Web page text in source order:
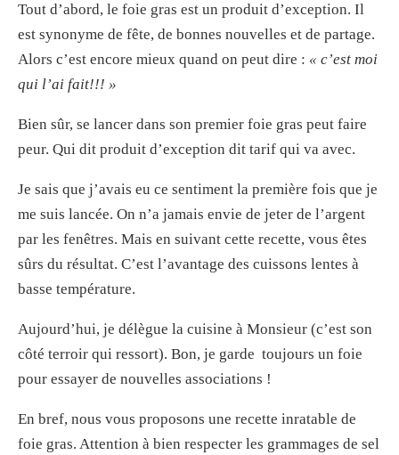
Tout d’abord, le foie gras est un produit d’exception. Il
est synonyme de fête, de bonnes nouvelles et de partage.
Alors c’est encore mieux quand on peut dire : « c’est moi
qui l’ai fait!!! »
Bien sûr, se lancer dans son premier foie gras peut faire
peur. Qui dit produit d’exception dit tarif qui va avec.
Je sais que j’avais eu ce sentiment la première fois que je
me suis lancée. On n’a jamais envie de jeter de l’argent
par les fenêtres. Mais en suivant cette recette, vous êtes
sûrs du résultat. C’est l’avantage des cuissons lentes à
basse température.
Aujourd’hui, je délègue la cuisine à Monsieur (c’est son
côté terroir qui ressort). Bon, je garde toujours un foie
pour essayer de nouvelles associations !
En bref, nous vous proposons une recette inratable de
foie gras. Attention à bien respecter les grammages de sel